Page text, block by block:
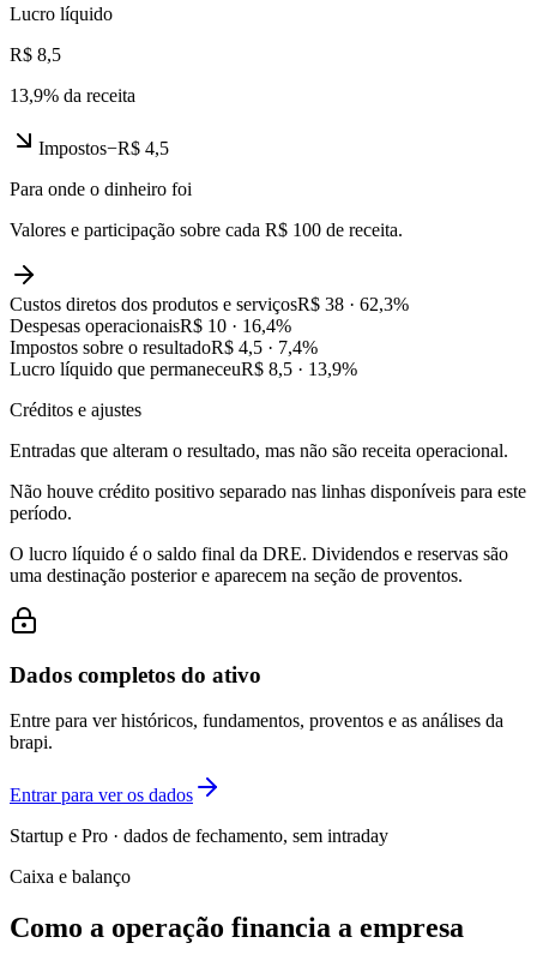
Lucro líquido
R$ 8,5
13,9% da receita
Impostos−R$ 4,5
Para onde o dinheiro foi
Valores e participação sobre cada R$ 100 de receita.
Custos diretos dos produtos e serviçosR$ 38 · 62,3%
Despesas operacionaisR$ 10 · 16,4%
Impostos sobre o resultadoR$ 4,5 · 7,4%
Lucro líquido que permaneceuR$ 8,5 · 13,9%
Créditos e ajustes
Entradas que alteram o resultado, mas não são receita operacional.
Não houve crédito positivo separado nas linhas disponíveis para este
período.
O lucro líquido é o saldo final da DRE. Dividendos e reservas são
uma destinação posterior e aparecem na seção de proventos.
Dados completos do ativo
Entre para ver históricos, fundamentos, proventos e as análises da
brapi.
Entrar para ver os dados
Startup e Pro · dados de fechamento, sem intraday
Caixa e balanço
Como a operação financia a empresa